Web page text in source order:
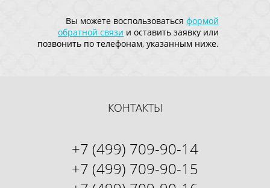
Вы можете воспользоваться формой
обратной связи и оставить заявку или
позвонить по телефонам, указанным ниже.
КОНТАКТЫ
+7 (499) 709-90-14
+7 (499) 709-90-15